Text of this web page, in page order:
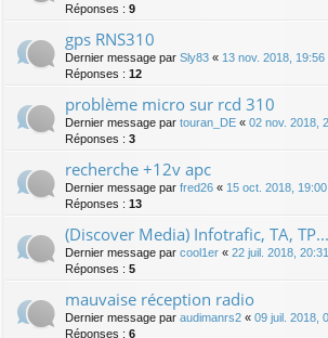
Réponses : 9
gps RNS310
Dernier message par Sly83 « 13 nov. 2018, 19:56
Réponses : 12
problème micro sur rcd 310
Dernier message par touran_DE « 02 nov. 2018,
Réponses : 3
recherche +12v apc
Dernier message par fred26 « 15 oct. 2018, 19:00
Réponses : 13
(Discover Media) Infotrafic, TA, TP...
Dernier message par cool1er « 22 juil. 2018, 20:31
Réponses : 5
mauvaise réception radio
Dernier message par audimanrs2 « 09 juil. 2018,
Réponses : 6